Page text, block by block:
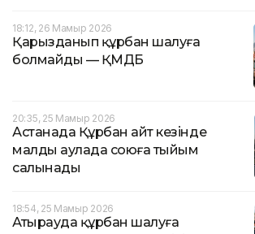
18:12, 26 Мамыр 2026
Қарызданып құрбан шалуға
болмайды — ҚМДБ
20:35, 25 Мамыр 2026
Астанада Құрбан айт кезінде
малды аулада союға тыйым
салынады
18:54, 25 Мамыр 2026
Атырауда құрбан шалуға